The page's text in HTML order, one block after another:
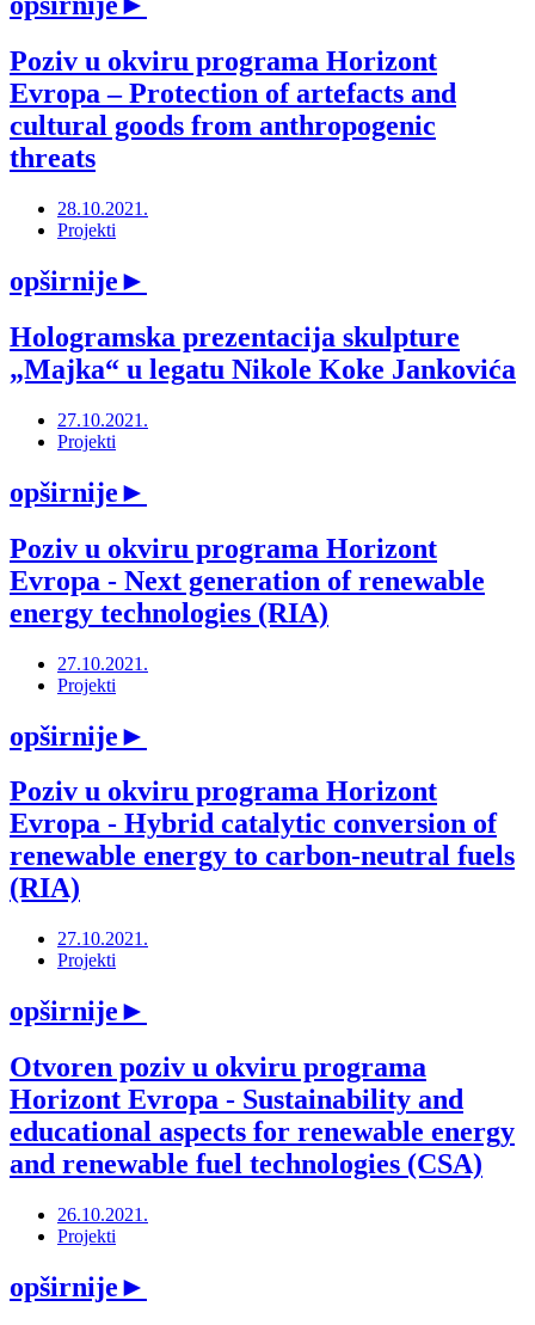
Poziv u okviru programa Horizont
Evropa ‒ Protection of artefacts and
cultural goods from anthropogenic
threats
28.10.2021.
Projekti
opširnije►
Hologramska prezentacija skulpture
„Majka“ u legatu Nikole Koke Jankovića
27.10.2021.
Projekti
opširnije►
Poziv u okviru programa Horizont
Evropa - Next generation of renewable
energy technologies (RIA)
27.10.2021.
Projekti
opširnije►
Poziv u okviru programa Horizont
Evropa - Hybrid catalytic conversion of
renewable energy to carbon-neutral fuels
(RIA)
27.10.2021.
Projekti
opširnije►
Otvoren poziv u okviru programa
Horizont Evropa - Sustainability and
educational aspects for renewable energy
and renewable fuel technologies (CSA)
26.10.2021.
Projekti
opširnije►